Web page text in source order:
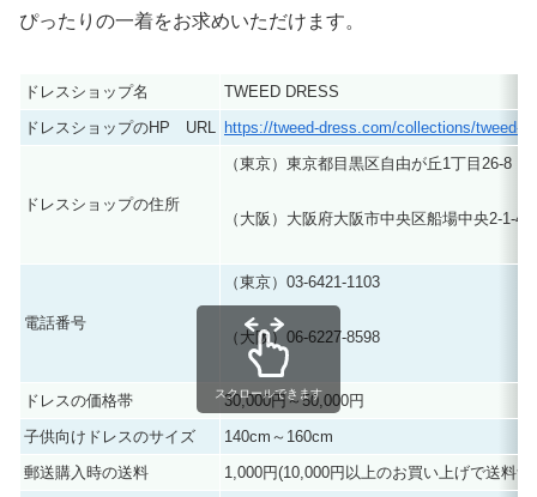
ぴったりの一着をお求めいただけます。
ドレスショップ名
TWEED DRESS
ドレスショップのHP URL
https://tweed-dress.com/collections/tweed-
ドレスショップの住所
（東京）東京都目黒区自由が丘1丁目26-8
（大阪）大阪府大阪市中央区船場中央2-1-
電話番号
（東京）03-6421-1103
（大阪）06-6227-8598
ドレスの価格帯
30,000円～50,000円
子供向けドレスのサイズ
140cm～160cm
郵送購入時の送料
1,000円(10,000円以上のお買い上げで送料無
スクロールできます